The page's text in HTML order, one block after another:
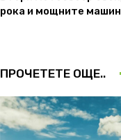
рока и мощните
ПРОЧЕТЕТЕ ОЩЕ..